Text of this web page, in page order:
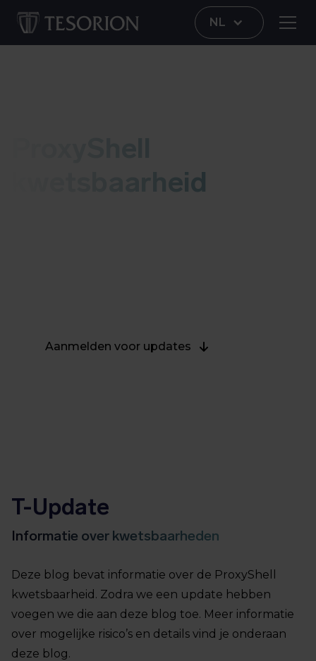
NL
kwetsbaarheid
Aanmelden voor updates
T-Update
Informatie over kwetsbaarheden
Deze blog bevat informatie over de ProxyShell
kwetsbaarheid. Zodra we een update hebben
voegen we die aan deze blog toe. Meer informatie
over mogelijke risico’s en details vind je onderaan
deze blog.